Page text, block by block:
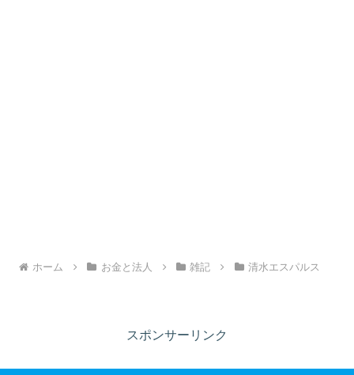
ホーム お金と法人 雑記 清水エスパルス
スポンサーリンク